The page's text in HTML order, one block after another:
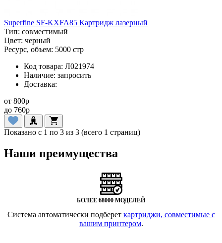
Superfine SF-KXFA85 Картридж лазерный
Тип: совместимый
Цвет: черный
Ресурс, объем: 5000 стр
Код товара: Л021974
Наличие: запросить
Доставка:
от 800p
до 760p
Показано с 1 по 3 из 3 (всего 1 страниц)
Наши преимущества
БОЛЕЕ 68000 МОДЕЛЕЙ
Система автоматически подберет картриджи, совместимые с
вашим принтером.